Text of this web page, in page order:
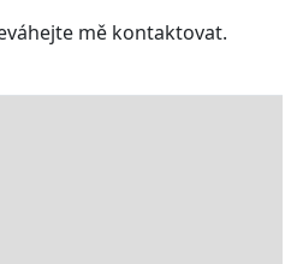
mě kontaktovat.